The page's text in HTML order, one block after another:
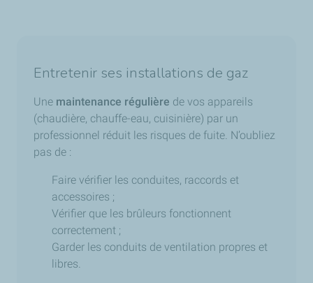
Entretenir ses installations de gaz
Une maintenance régulière de vos appareils
(chaudière, chauffe-eau, cuisinière) par un
professionnel réduit les risques de fuite. N’oubliez
pas de :
Faire vérifier les conduites, raccords et
accessoires ;
Vérifier que les brûleurs fonctionnent
correctement ;
Garder les conduits de ventilation propres et
libres.